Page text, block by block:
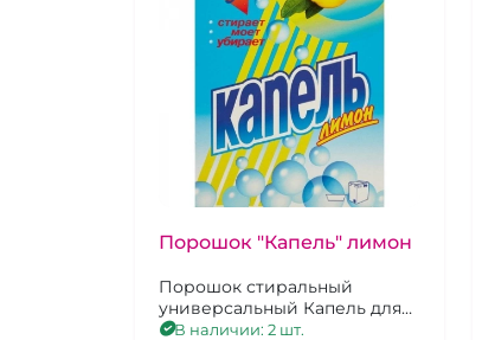
Порошок "Капель" лимон
Порошок стиральный
универсальный Капель для
цветного и белого белья 400
В наличии: 2 шт.